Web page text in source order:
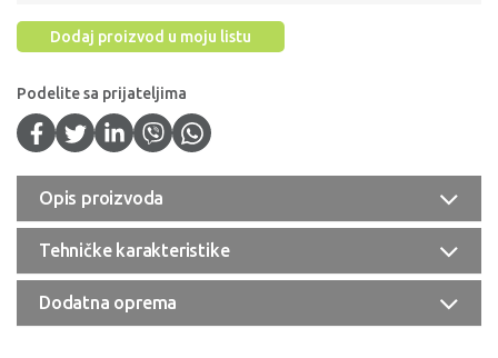
Dodaj proizvod u moju listu
Podelite sa prijateljima
Opis proizvoda
Tehničke karakteristike
Dodatna oprema